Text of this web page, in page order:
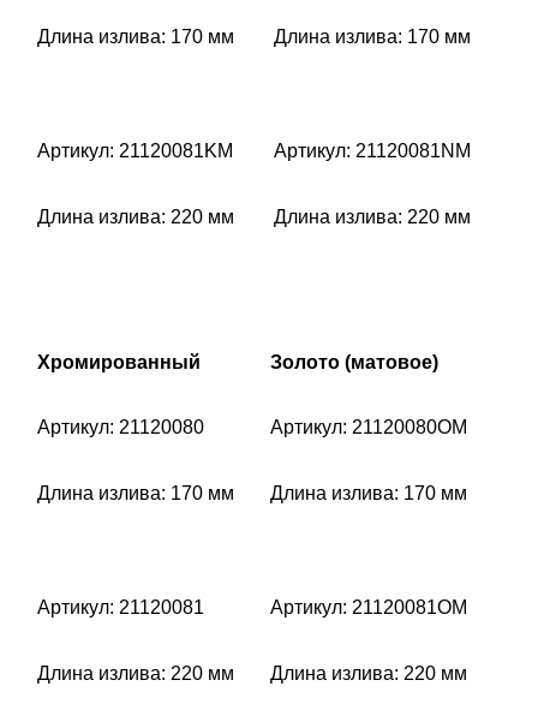
Длина излива: 170 мм
Артикул: 21120081KM
Длина излива: 220 мм
Длина излива: 170 мм
Артикул: 21120081NM
Длина излива: 220 мм
Хромированный
Артикул: 21120080
Длина излива: 170 мм
Артикул: 21120081
Длина излива: 220 мм
Золото (матовое)
Артикул: 21120080OM
Длина излива: 170 мм
Артикул: 21120081OM
Длина излива: 220 мм